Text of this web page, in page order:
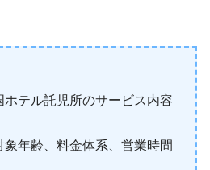
テル託児所のサービス内容
年齢、料金体系、営業時間